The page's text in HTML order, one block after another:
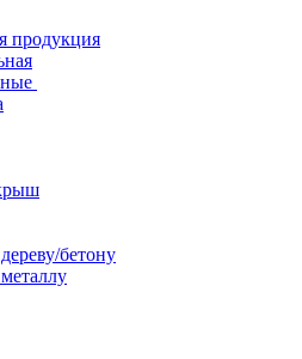
продукция
бетону